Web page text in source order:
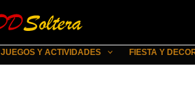
JUEGOS Y ACTIVIDADES FIESTA Y